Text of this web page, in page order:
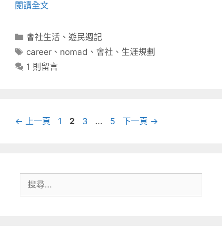
閱讀全文
分
類
會社生活 、遊民週記
標
籤
career 、 nomad 、 會社 、 生涯規劃
1 則留言
← 上一頁
頁
1
頁
2
頁
3 ...
頁
5 下一頁 →
尋: